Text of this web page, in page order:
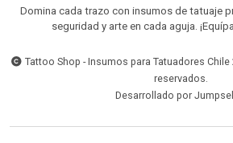
Domina cada trazo con insumos de tatuaje
seguridad y arte en cada aguja.
Tattoo Shop - Insumos para Tatuadores
reservados.
Desarrollado por